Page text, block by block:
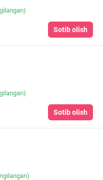
Sotib olish
Sotib olish